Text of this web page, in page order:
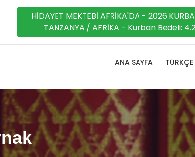
HİDAYET MEKTEBİ AFRİKA'DA - 2026
TANZANYA / AFRİKA - Kurban Bedeli:
ANA SAYFA TÜRKÇE